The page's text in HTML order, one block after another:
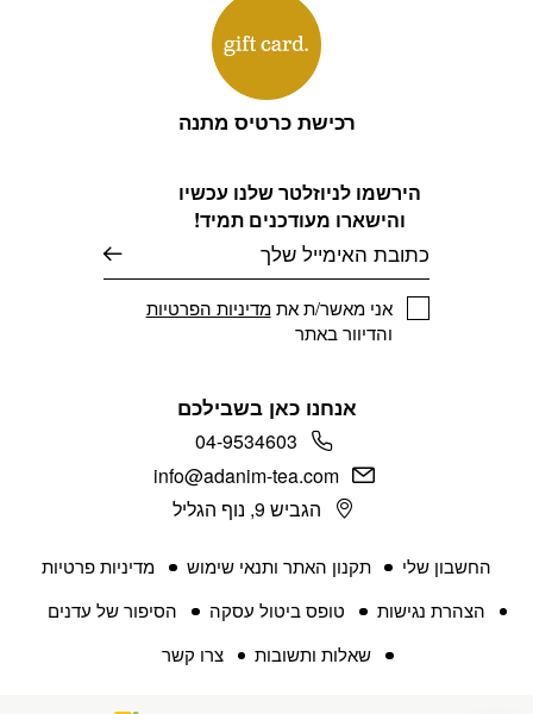
הירשמו לניוזלטר שלנו עכשיו
והישארו מעודכנים תמיד!
אני מאשר/ת אתמדיניות הפרטיות
והדיוור באתר
החשבון שלי תקנון האתר ותנאי שימוש
מדיניות פרטיות
הצהרת נגישות
טופס ביטול עסקה
הסיפור של עדנים
שאלות ותשובות
צרו קשר
אנחנו כאן בשבילכם
04-9534603
info@adanim-tea.com
הגביש 9, נוף הגליל
רכישת כרטיס מתנה